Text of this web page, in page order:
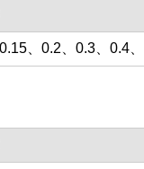
、0.2、0.3、0.4